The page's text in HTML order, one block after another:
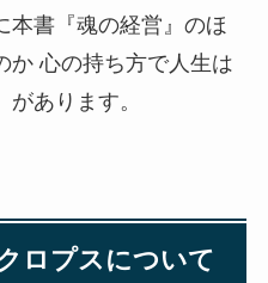
本書『魂の経営』のほ
か 心の持ち方で人生は
あります。
ロプスについて